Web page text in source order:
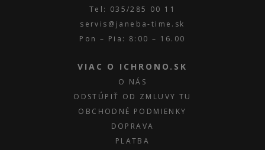
Tel: 035/285 00 11
servis@janeba-time.sk
Pon – Pia: 8:00 – 16.00
VIAC O ICHRONO.SK
O NÁS
ODSTÚPIŤ OD ZMLUVY TU
OBCHODNÉ PODMIENKY
DOPRAVA
PLATBA